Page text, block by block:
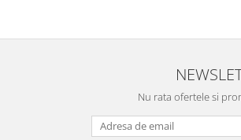
Nu rata ofertele si